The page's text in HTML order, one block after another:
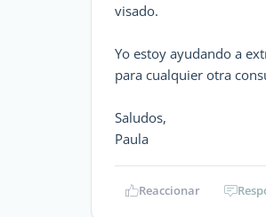
visado.
Yo estoy ayudando a
para cualquier otra
Saludos,
Paula
Reaccionar